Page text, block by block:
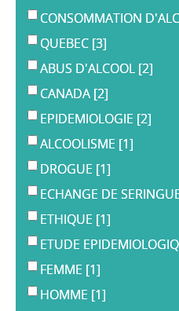
CONSOMMATION
QUEBEC [3]
ABUS D'ALCOOL [2]
CANADA [2]
EPIDEMIOLOGIE [2]
ALCOOLISME [1]
DROGUE [1]
ECHANGE DE
ETHIQUE [1]
ETUDE
FEMME [1]
HOMME [1]